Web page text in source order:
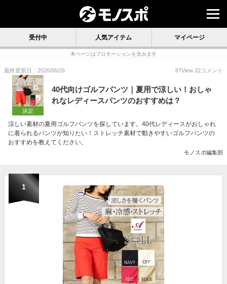
受付中 人気アイテム マイページ
本ページはプロモーションを含みます
最終更新日：2026/06/26 87View 22コメント
決定
40代向けゴルフパンツ｜夏用で涼しい！おしゃ
れなレディースパンツのおすすめは？
涼しい素材の夏用ゴルフパンツを探しています。40代レディースがおしゃれ
に着られるパンツが知りたい！ストレッチ素材で動きやすいゴルフパンツの
おすすめを教えてください。
モノスポ編集部
1